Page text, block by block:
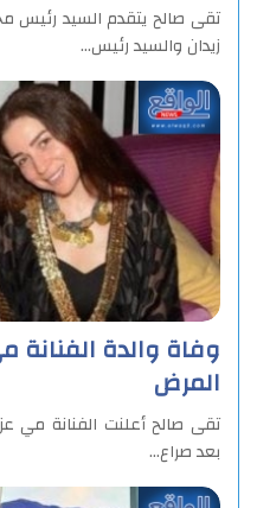
تقى صالح يتقدم السيد رئيس
زيدان والسيد رئيس…
وفاة والدة الفنانة
المرض
تقى صالح أعلنت الفنانة مي
بعد صراع…